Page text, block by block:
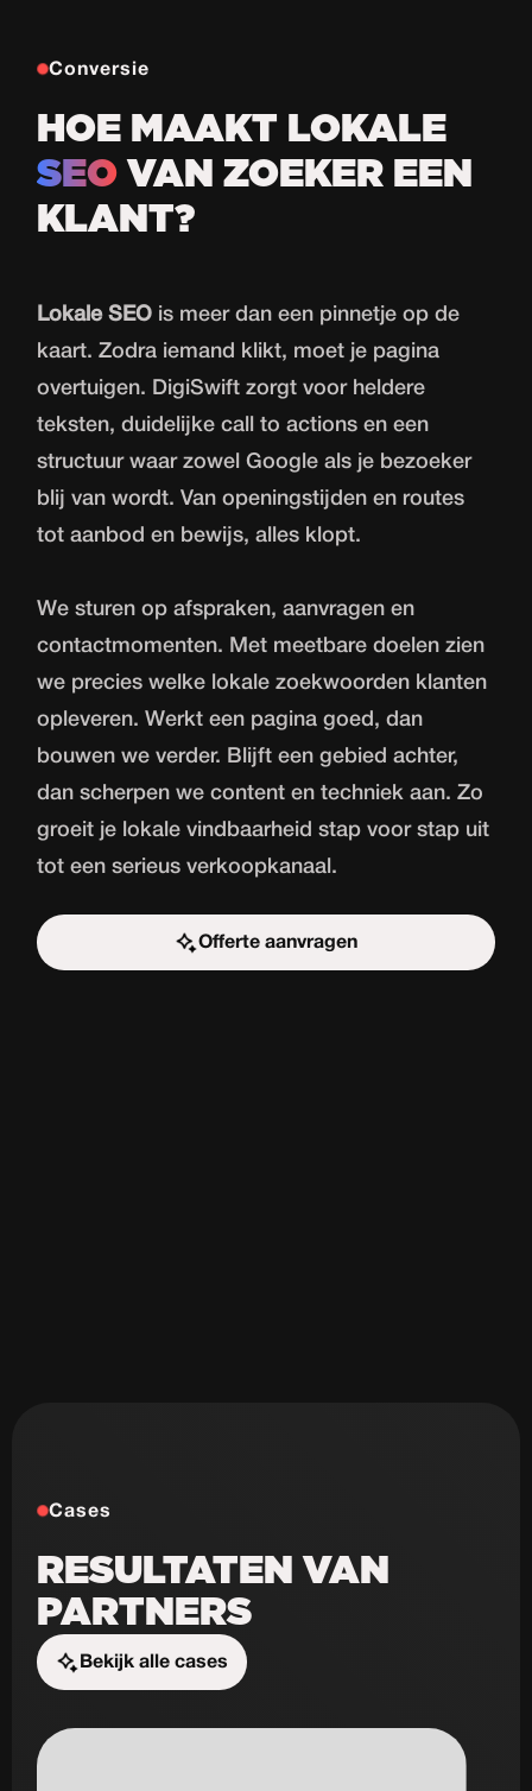
Conversie
HOE MAAKT LOKALE
SEO VAN ZOEKER EEN
KLANT?
Lokale SEO is meer dan een pinnetje op de
kaart. Zodra iemand klikt, moet je pagina
overtuigen. DigiSwift zorgt voor heldere
teksten, duidelijke call to actions en een
structuur waar zowel Google als je bezoeker
blij van wordt. Van openingstijden en routes
tot aanbod en bewijs, alles klopt.
We sturen op afspraken, aanvragen en
contactmomenten. Met meetbare doelen zien
we precies welke lokale zoekwoorden klanten
opleveren. Werkt een pagina goed, dan
bouwen we verder. Blijft een gebied achter,
dan scherpen we content en techniek aan. Zo
groeit je lokale vindbaarheid stap voor stap uit
tot een serieus verkoopkanaal.
Offerte aanvragen
Start de uitdaging
Cases
RESULTATEN VAN
PARTNERS
Bekijk alle cases
Start de uitdaging